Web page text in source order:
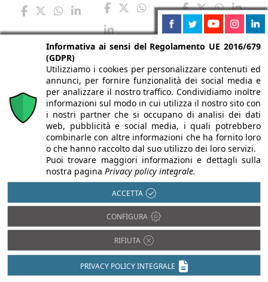
07/09/2007
BREDA
Breda Sistemi
Industriali S.p.A.
acquisisce
stabilimento e
marchio BREMET
La Breda Sistemi
Industriali S.p.A. in data
01 Agosto 2007, ha
acquisito dalla Bremet
Brevetti Metecno ...
09/03/2007
BREDA
PALPEBRA® di
Breda: nuovo modo
di vedere il portone
Da una nuova
interpretazione
estetica e tecnologica
dell’apertura sezionale
nasce PALPEBRA®, il
portone sezionale
Breda che ...
Informativa ai sensi del Regolamento UE 2016/679
(GDPR)
Utilizziamo i cookies per personalizzare contenuti ed
annunci, per fornire funzionalità dei social media e
per analizzare il nostro traffico. Condividiamo inoltre
informazioni sul modo in cui utilizza il nostro sito con
i nostri partner che si occupano di analisi dei dati
web, pubblicità e social media, i quali potrebbero
combinarle con altre informazioni che ha fornito loro
o che hanno raccolto dal suo utilizzo dei loro servizi.
Puoi trovare maggiori informazioni e dettagli sulla
nostra pagina Privacy policy integrale.
ACCETTA
CONFIGURA
RIFIUTA
PRIVACY POLICY INTEGRALE